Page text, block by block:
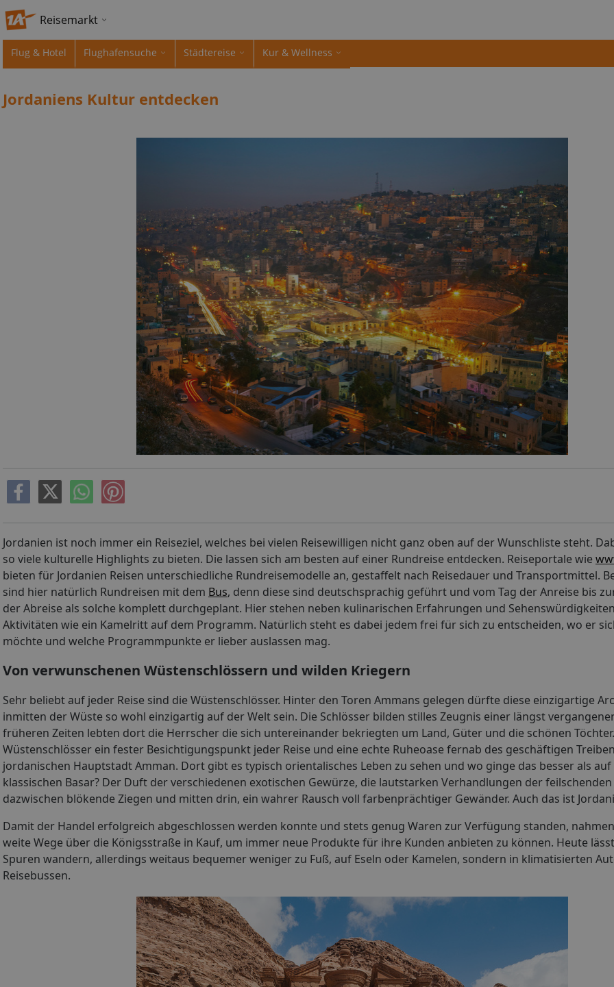
Reisemarkt
Flug & Hotel Flughafensuche Städtereise Kur & Wellness
Jordaniens Kultur entdecken
Jordanien ist noch immer ein Reiseziel, welches bei vielen Reisewilligen nicht ganz oben auf der Wunschliste steht.
so viele kulturelle Highlights zu bieten. Die lassen sich am besten auf einer Rundreise entdecken. Reiseportale wie
bieten für Jordanien Reisen unterschiedliche Rundreisemodelle an, gestaffelt nach Reisedauer und Transportmittel.
sind hier natürlich Rundreisen mit dem Bus, denn diese sind deutschsprachig geführt und vom Tag der Anreise bis
der Abreise als solche komplett durchgeplant. Hier stehen neben kulinarischen Erfahrungen und
Aktivitäten wie ein Kamelritt auf dem Programm. Natürlich steht es dabei jedem frei für sich zu entscheiden, wo er
möchte und welche Programmpunkte er lieber auslassen mag.
Von verwunschenen Wüstenschlössern und wilden Kriegern
Sehr beliebt auf jeder Reise sind die Wüstenschlösser. Hinter den Toren Ammans gelegen dürfte diese einzigartige
inmitten der Wüste so wohl einzigartig auf der Welt sein. Die Schlösser bilden stilles Zeugnis einer längst
früheren Zeiten lebten dort die Herrscher die sich untereinander bekriegten um Land, Güter und die schönen
Wüstenschlösser ein fester Besichtigungspunkt jeder Reise und eine echte Ruheoase fernab des geschäftigen
jordanischen Hauptstadt Amman. Dort gibt es typisch orientalisches Leben zu sehen und wo ginge das besser als auf
klassischen Basar? Der Duft der verschiedenen exotischen Gewürze, die lautstarken Verhandlungen der feilschenden
dazwischen blökende Ziegen und mitten drin, ein wahrer Rausch voll farbenprächtiger Gewänder. Auch das ist
Damit der Handel erfolgreich abgeschlossen werden konnte und stets genug Waren zur Verfügung standen,
weite Wege über die Königsstraße in Kauf, um immer neue Produkte für ihre Kunden anbieten zu können. Heute
Spuren wandern, allerdings weitaus bequemer weniger zu Fuß, auf Eseln oder Kamelen, sondern in klimatisierten
Reisebussen.